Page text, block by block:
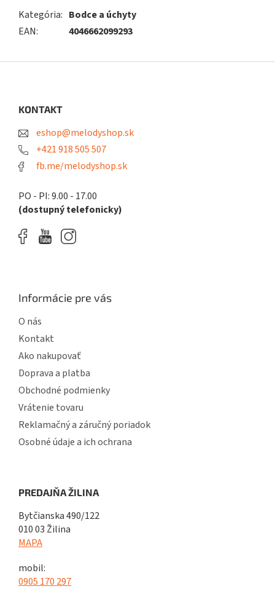
Kategória: Bodce a úchyty
EAN: 4046662099293
KONTAKT
eshop@melodyshop.sk
+421 918 505 507
fb.me/melodyshop.sk
PO - PI: 9.00 - 17.00
(dostupný telefonicky)
Informácie pre vás
O nás
Kontakt
Ako nakupovať
Doprava a platba
Obchodné podmienky
Vrátenie tovaru
Reklamačný a záručný poriadok
Osobné údaje a ich ochrana
PREDAJŇA ŽILINA
Bytčianska 490/122
010 03 Žilina
MAPA
mobil:
0905 170 297